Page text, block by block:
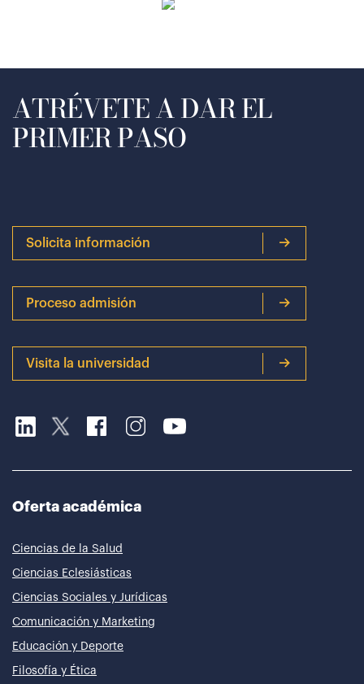
ATRÉVETE A DAR EL
PRIMER PASO
Solicita información
Proceso admisión
Visita la universidad
Oferta académica
Ciencias de la Salud
Ciencias Eclesiásticas
Ciencias Sociales y Jurídicas
Comunicación y Marketing
Educación y Deporte
Filosofía y Ética